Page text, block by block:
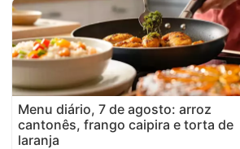
Menu diário, 7 de agosto: arroz
cantonês, frango caipira e torta de
laranja